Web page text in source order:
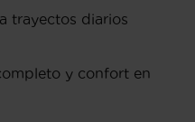
trayectos diarios
y confort en